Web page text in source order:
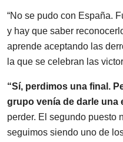
“No se pudo con España.
y hay que saber
aprende aceptando las
la que se celebran las
“Sí, perdimos una final.
grupo venía de darle una
perder. El segundo puesto
seguimos siendo uno de